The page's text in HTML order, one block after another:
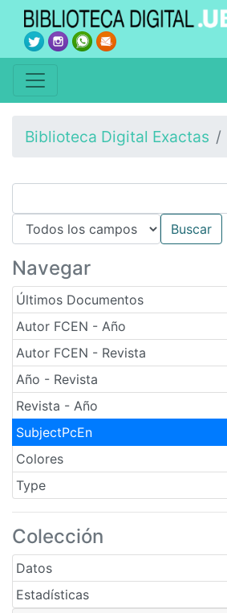
Biblioteca Digital Exactas
Navegar
Últimos Documentos
Autor FCEN - Año
Autor FCEN - Revista
Año - Revista
Revista - Año
SubjectPcEn
Colores
Type
Colección
Datos
Estadísticas